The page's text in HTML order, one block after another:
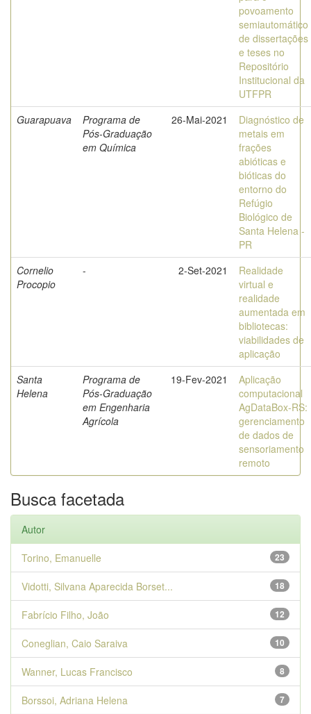
povoamento
semiautomático
de dissertações
e teses no
Repositório
Institucional da
UTFPR
Guarapuava
Programa de
Pós-Graduação
em Química
26-Mai-2021
Diagnóstico de
metais em
frações
abióticas e
bióticas do
entorno do
Refúgio
Biológico de
Santa Helena -
PR
Cornelio
Procopio
- 2-Set-2021
Realidade
virtual e
realidade
aumentada em
bibliotecas:
viabilidades de
aplicação
Santa
Helena
Programa de
Pós-Graduação
em Engenharia
Agrícola
19-Fev-2021
Aplicação
computacional
AgDataBox-RS:
gerenciamento
de dados de
sensoriamento
remoto
Busca facetada
Autor
23
Torino, Emanuelle
18
Vidotti, Silvana Aparecida Borset...
12
Fabrício Filho, João
10
Coneglian, Caio Saraiva
8
Wanner, Lucas Francisco
7
Borssoi, Adriana Helena